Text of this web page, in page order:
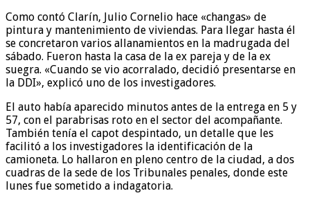
Como contó Clarín, Julio Cornelio hace «changas» de
pintura y mantenimiento de viviendas. Para llegar hasta él
se concretaron varios allanamientos en la madrugada del
sábado. Fueron hasta la casa de la ex pareja y de la ex
suegra. «Cuando se vio acorralado, decidió presentarse en
la DDI», explicó uno de los investigadores.
El auto había aparecido minutos antes de la entrega en 5 y
57, con el parabrisas roto en el sector del acompañante.
También tenía el capot despintado, un detalle que les
facilitó a los investigadores la identificación de la
camioneta. Lo hallaron en pleno centro de la ciudad, a dos
cuadras de la sede de los Tribunales penales, donde este
lunes fue sometido a indagatoria.